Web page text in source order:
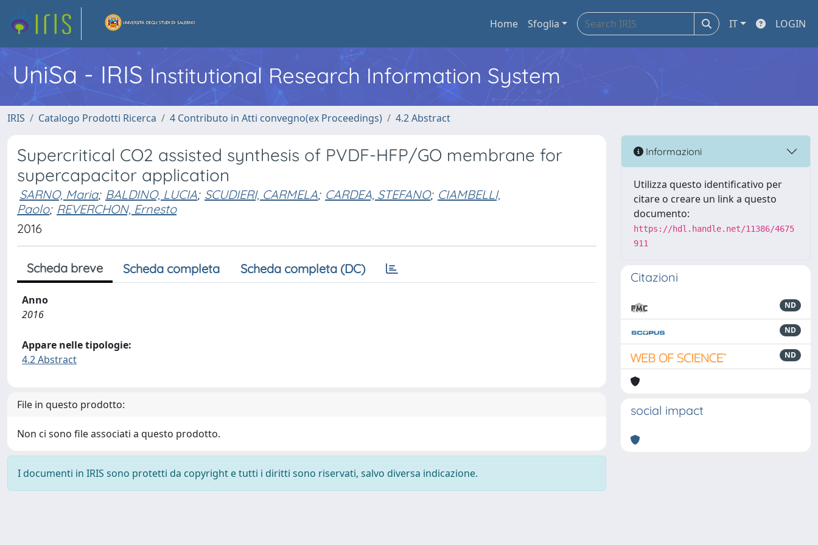
Home Sfoglia IT LOGIN
UniSa - IRIS Institutional Research Information System
IRIS Catalogo Prodotti Ricerca 4 Contributo in Atti convegno(ex Proceedings) 4.2 Abstract
Supercritical CO2 assisted synthesis of PVDF-HFP/GO membrane for
supercapacitor application
SARNO, Maria; BALDINO, LUCIA; SCUDIERI, CARMELA; CARDEA, STEFANO; CIAMBELLI,
Paolo; REVERCHON, Ernesto
2016
Scheda breve Scheda completa Scheda completa (DC)
Anno
2016
Appare nelle tipologie:
4.2 Abstract
File in questo prodotto:
Non ci sono file associati a questo prodotto.
I documenti in IRIS sono protetti da copyright e tutti i diritti sono riservati, salvo diversa indicazione.
Informazioni
Utilizza questo identificativo per
citare o creare un link a questo
documento:
https://hdl.handle.net/11386/4675
911
Citazioni
ND
ND
ND
social impact